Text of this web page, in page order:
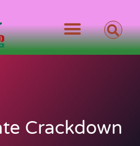
Crackdown